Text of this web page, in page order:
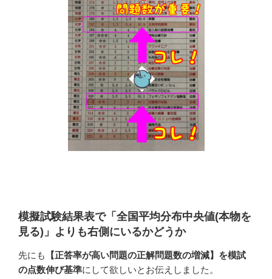
模擬試験結果表で「全国平均分布中央値(本物を
見る)」よりも右側にいるかどうか
先にも
【正答率が高い問題の正解問題数の増減】を模試
の点数伸び基準にして欲しいとお伝えしました。